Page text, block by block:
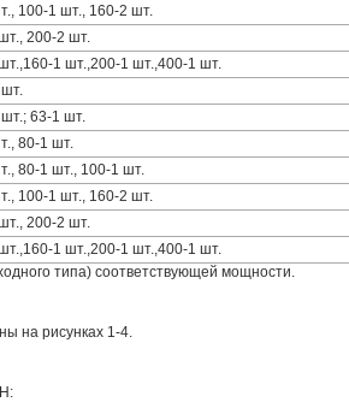
100-1 шт., 160-2 шт.
200-2 шт.
1 шт.,200-1 шт.,400-1 шт.
63-1 шт.
80-1 шт.
80-1 шт., 100-1 шт.
100-1 шт., 160-2 шт.
200-2 шт.
1 шт.,200-1 шт.,400-1 шт.
типа) соответствующей мощности.
на рисунках 1-4.